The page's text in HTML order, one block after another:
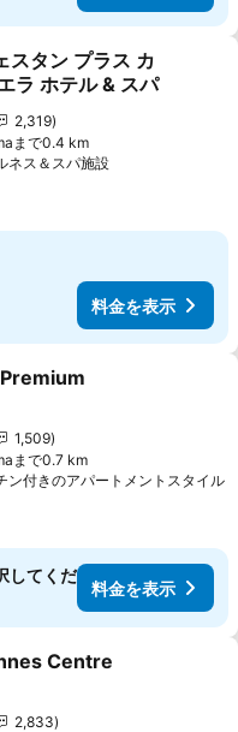
入りに追加
スタン プラス カ
ラ ホテル & スパ
ク
2,319
まで0.4 km
ネス＆スパ施設料金を表示
料金を表示
入りに追加
ク
1,509
まで0.7 km
ン付きのアパートメントスタイル
してくだ
料金を表示
入りに追加
Centre
ク
2,833